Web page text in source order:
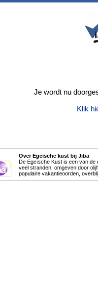
Je wordt nu
Klik
Over Egeische kust bij Jiba
De Egeïsche Kust is een van de
veel stranden, omgeven door
populaire vakantieoorden,